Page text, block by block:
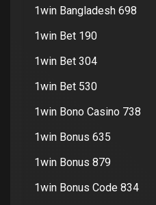
1win Bangladesh 698
1win Bet 190
1win Bet 304
1win Bet 530
1win Bono Casino 738
1win Bonus 635
1win Bonus 879
1win Bonus Code 834